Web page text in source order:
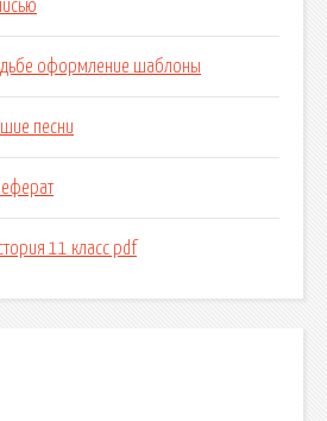
оформление шаблоны
песни
11 класс pdf